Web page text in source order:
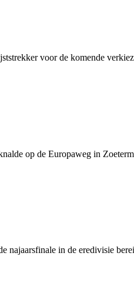
voor de komende
op de Europaweg in
najaarsfinale in de eredivisie